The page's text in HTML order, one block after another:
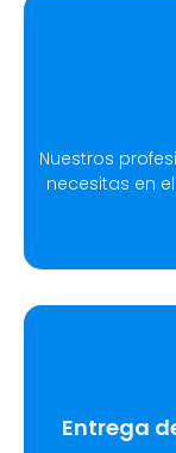
Nuestros
necesitas en
Entrega